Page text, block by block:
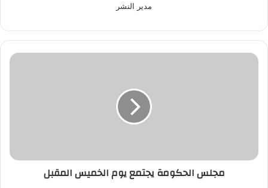
مدير النشر
مجلس
مجلس الحكومة يجتمع يوم الخميس المقبل